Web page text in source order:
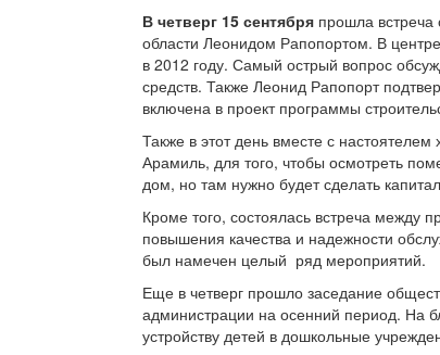
В четверг 15 сентября прошла встреча
области Леонидом Рапопортом. В
в 2012 году. Самый острый вопрос
средств. Также Леонид Рапопорт
включена в проект программы
Также в этот день вместе с
Арамиль, для того, чтобы осмотреть
дом, но там нужно будет сделать
Кроме того, состоялась встреча
повышения качества и надежности
был намечен целый ряд мероприятий.
Еще в четверг прошло заседание
администрации на осенний период. На
устройству детей в дошкольные